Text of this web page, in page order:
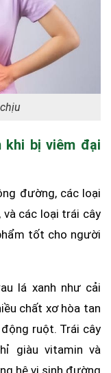
khi bị viêm đại
đường, các loại
các loại trái cây
tốt cho người
lá xanh như cải
chất xơ hòa tan
ruột. Trái cây
giàu vitamin và
hệ vi sinh đường